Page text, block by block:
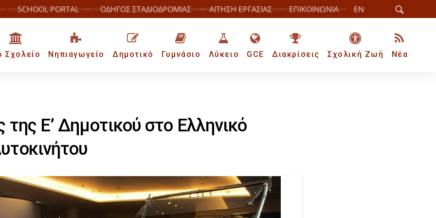
SCHOOL PORTAL ΟΔΗΓΟΣ ΣΤΑΔΙΟΔΡΟΜΙΑΣ ΑΙΤΗΣΗ ΕΡΓΑΣΙΑΣ ΕΠΙΚΟΙΝΩΝΙΑ EN
Σχολείο Νηπιαγωγείο Δημοτικό Γυμνάσιο Λύκειο GCE Διακρίσεις Σχολική Ζωή Νέα
της Ε’ Δημοτικού στο Ελληνικό